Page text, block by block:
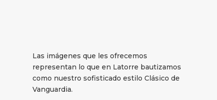
Las imágenes que les ofrecemos
representan lo que en Latorre bautizamos
como nuestro sofisticado estilo Clásico de
Vanguardia.